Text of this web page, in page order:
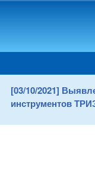
[03/10/2021]
инструментов